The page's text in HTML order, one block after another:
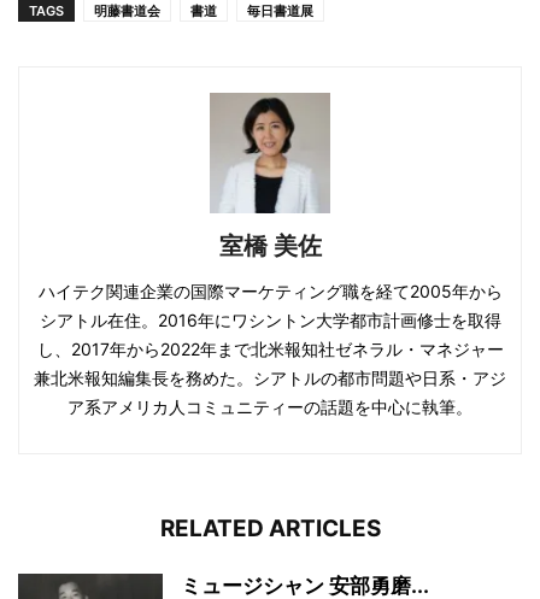
TAGS 明藤書道会 書道 毎日書道展
室橋 美佐
ハイテク関連企業の国際マーケティング職を経て2005年から
シアトル在住。2016年にワシントン大学都市計画修士を取得
し、2017年から2022年まで北米報知社ゼネラル・マネジャー
兼北米報知編集長を務めた。シアトルの都市問題や日系・アジ
ア系アメリカ人コミュニティーの話題を中心に執筆。
RELATED ARTICLES
ミュージシャン 安部勇磨...